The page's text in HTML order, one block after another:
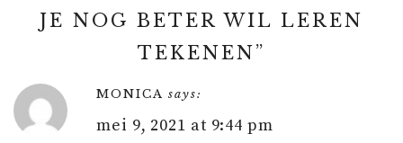
JE NOG BETER WIL LEREN
TEKENEN”
MONICA says:
mei 9, 2021 at 9:44 pm